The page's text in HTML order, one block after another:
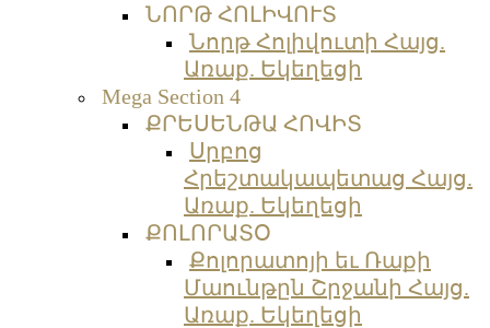
ՆՈՐԹ ՀՈԼԻՎՈՒՏ
Նորթ Հոլիվուտի Հայց.
Առաք. Եկեղեցի
Mega Section 4
ՔՐԵՍԵՆԹԱ ՀՈՎԻՏ
Սրբոց
Հրեշտակապետաց Հայց.
Առաք. Եկեղեցի
ՔՈԼՈՐԱՏՕ
Քոլորատոյի եւ Ռաքի
Մաունթըն Շրջանի Հայց.
Առաք. Եկեղեցի